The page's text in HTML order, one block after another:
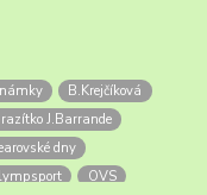
B.Krejčíková
J.Barrande
dny
OVS